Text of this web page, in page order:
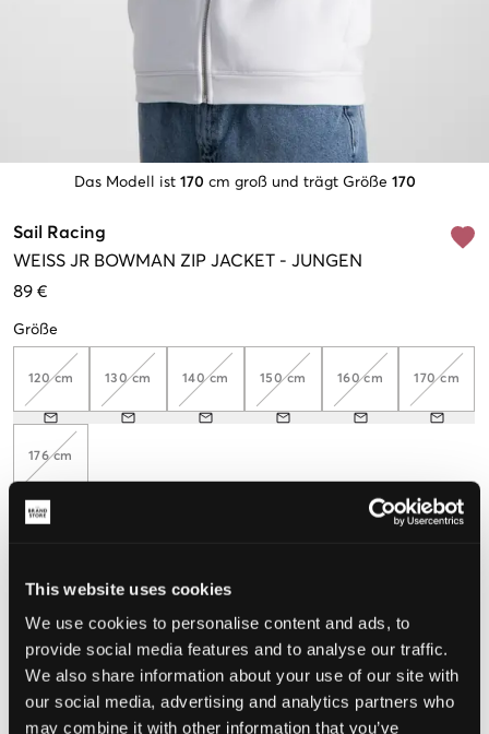
This website uses cookies
We use cookies to personalise content and ads, to
provide social media features and to analyse our traffic.
We also share information about your use of our site with
our social media, advertising and analytics partners who
may combine it with other information that you’ve
Das Modell ist 170 cm groß und trägt Größe 170
Sail Racing
WEISS
JR BOWMAN ZIP JACKET - JUNGEN
89 €
Größe
120 cm 130 cm 140 cm 150 cm 160 cm 170 cm
176 cm
Klein Perfekt
GRÖSSENBERATER
WÄHLEN SIE EINE GRÖSSE